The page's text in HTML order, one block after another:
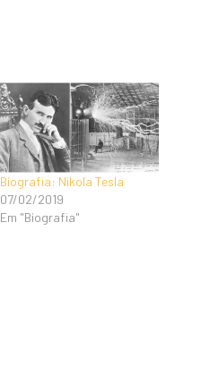
Biografia: Nikola Tesla
07/02/2019
Em "Biografia"